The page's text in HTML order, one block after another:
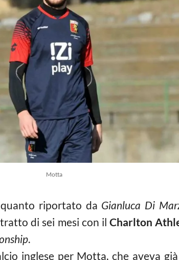
Motta
riportato da Gianluca Di
di sei mesi con il Charlton
.
inglese per Motta, che aveva